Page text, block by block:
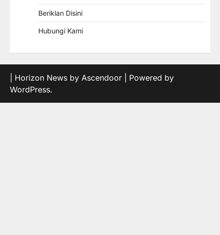
Beriklan Disini
Hubungi Kami
| Horizon News by Ascendoor | Powered by
WordPress.